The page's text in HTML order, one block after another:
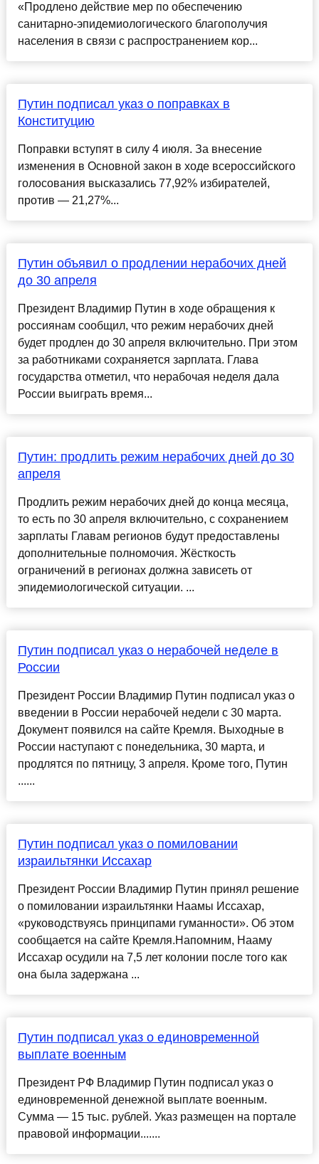
«Продлено действие мер по обеспечению
санитарно-эпидемиологического благополучия
населения в связи с распространением кор...
Путин подписал указ о поправках в
Конституцию
Поправки вступят в силу 4 июля. За внесение
изменения в Основной закон в ходе всероссийского
голосования высказались 77,92% избирателей,
против — 21,27%...
Путин объявил о продлении нерабочих дней
до 30 апреля
Президент Владимир Путин в ходе обращения к
россиянам сообщил, что режим нерабочих дней
будет продлен до 30 апреля включительно. При этом
за работниками сохраняется зарплата. Глава
государства отметил, что нерабочая неделя дала
России выиграть время...
Путин: продлить режим нерабочих дней до 30
апреля
Продлить режим нерабочих дней до конца месяца,
то есть по 30 апреля включительно, с сохранением
зарплаты Главам регионов будут предоставлены
дополнительные полномочия. Жёсткость
ограничений в регионах должна зависеть от
эпидемиологической ситуации. ...
Путин подписал указ о нерабочей неделе в
России
Президент России Владимир Путин подписал указ о
введении в России нерабочей недели с 30 марта.
Документ появился на сайте Кремля. Выходные в
России наступают с понедельника, 30 марта, и
продлятся по пятницу, 3 апреля. Кроме того, Путин
......
Путин подписал указ о помиловании
израильтянки Иссахар
Президент России Владимир Путин принял решение
о помиловании израильтянки Наамы Иссахар,
«руководствуясь принципами гуманности». Об этом
сообщается на сайте Кремля.Напомним, Нааму
Иссахар осудили на 7,5 лет колонии после того как
она была задержана ...
Путин подписал указ о единовременной
выплате военным
Президент РФ Владимир Путин подписал указ о
единовременной денежной выплате военным.
Сумма — 15 тыс. рублей. Указ размещен на портале
правовой информации.......